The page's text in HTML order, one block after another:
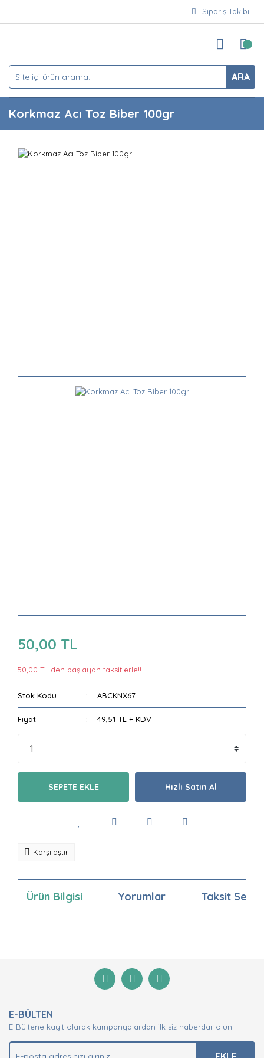
Sipariş Takibi
ARA
Korkmaz Acı Toz Biber 100gr
50,00 TL
50,00 TL den başlayan taksitlerle!!
Stok Kodu ABCKNX67
Fiyat 49,51 TL + KDV
SEPETE EKLE Hızlı Satın Al
Karşılaştır
Ürün Bilgisi Yorumlar Taksit
Yorum Yaz
Görüş ve önerileriniz için teşekkür ederiz.
Ürün açıklamasında eksik bilgiler bulunuyor.
Ürün bilgilerinde hatalar bulunuyor.
E-BÜLTEN
E-Bültene kayıt olarak kampanyalardan ilk siz haberdar olun!